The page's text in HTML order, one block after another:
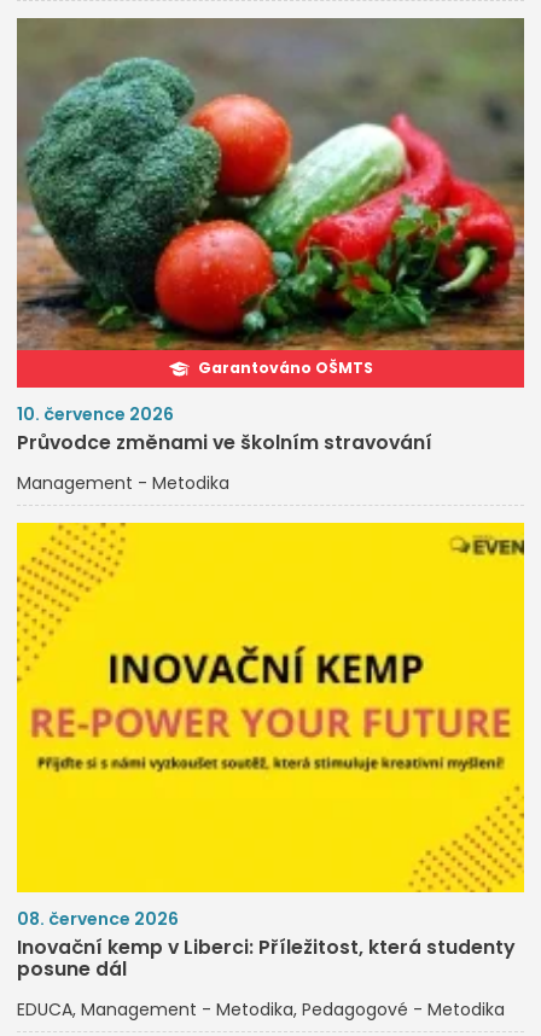
Garantováno OŠMTS
10. července 2026
Průvodce změnami ve školním stravování
Management - Metodika
08. července 2026
Inovační kemp v Liberci: Příležitost, která studenty
posune dál
EDUCA Management - Metodika Pedagogové - Metodika